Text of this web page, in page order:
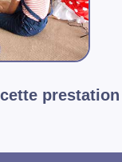
prestation